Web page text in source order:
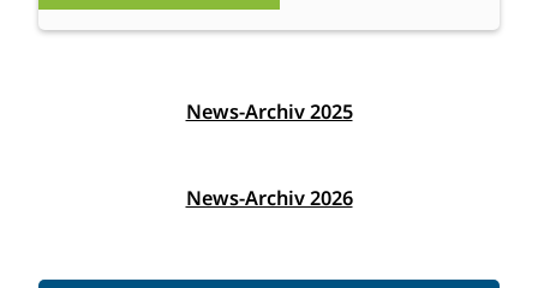
News-Archiv 2025
News-Archiv 2026